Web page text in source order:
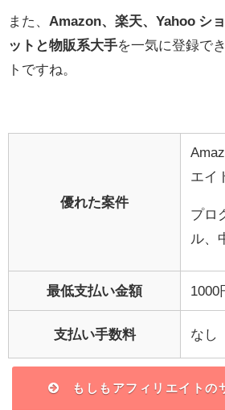
また、 Amazon、楽天、Yahoo シ
ットと物販系大手を一気に登録で
トですね。
優れた案件
エイ
プロ
ル、
最低支払い金額 1000
支払い手数料 なし
もしもアフィリエイトの